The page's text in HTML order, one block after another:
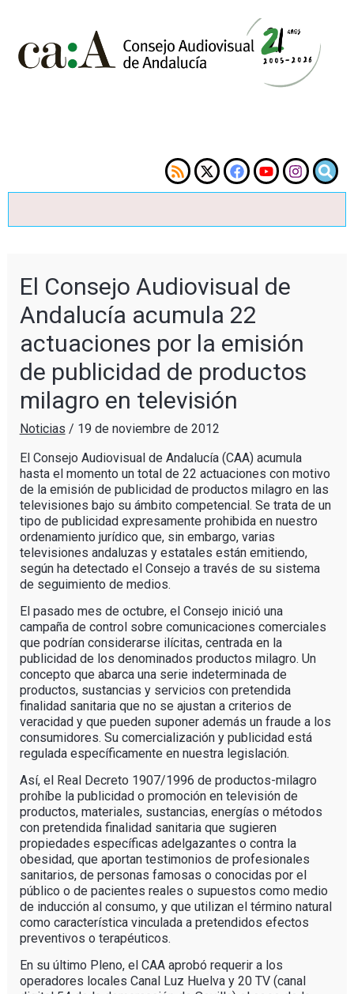
El Consejo Audiovisual de
Andalucía acumula 22
actuaciones por la emisión
de publicidad de productos
milagro en televisión
Noticias / 19 de noviembre de 2012
El Consejo Audiovisual de Andalucía (CAA) acumula
hasta el momento un total de 22 actuaciones con motivo
de la emisión de publicidad de productos milagro en las
televisiones bajo su ámbito competencial. Se trata de un
tipo de publicidad expresamente prohibida en nuestro
ordenamiento jurídico que, sin embargo, varias
televisiones andaluzas y estatales están emitiendo,
según ha detectado el Consejo a través de su sistema
de seguimiento de medios.
El pasado mes de octubre, el Consejo inició una
campaña de control sobre comunicaciones comerciales
que podrían considerarse ilícitas, centrada en la
publicidad de los denominados productos milagro. Un
concepto que abarca una serie indeterminada de
productos, sustancias y servicios con pretendida
finalidad sanitaria que no se ajustan a criterios de
veracidad y que pueden suponer además un fraude a los
consumidores. Su comercialización y publicidad está
regulada específicamente en nuestra legislación.
Así, el Real Decreto 1907/1996 de productos-milagro
prohíbe la publicidad o promoción en televisión de
productos, materiales, sustancias, energías o métodos
con pretendida finalidad sanitaria que sugieren
propiedades específicas adelgazantes o contra la
obesidad, que aportan testimonios de profesionales
sanitarios, de personas famosas o conocidas por el
público o de pacientes reales o supuestos como medio
de inducción al consumo, y que utilizan el término natural
como característica vinculada a pretendidos efectos
preventivos o terapéuticos.
En su último Pleno, el CAA aprobó requerir a los
operadores locales Canal Luz Huelva y 20 TV (canal